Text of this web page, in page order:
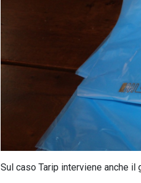
Sul caso Tarip interviene anche